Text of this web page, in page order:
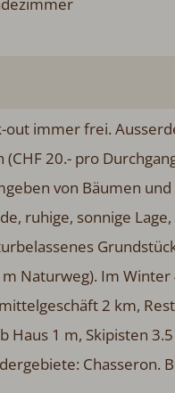
immer frei. Ausserdem
pro Durchgang)
und Wiesen.
vom Skigebiet, in
Einstellraum für
(für 5 Autos)
Café 2 km,
1.6 km. Bekannte
empfohlen. Tiere